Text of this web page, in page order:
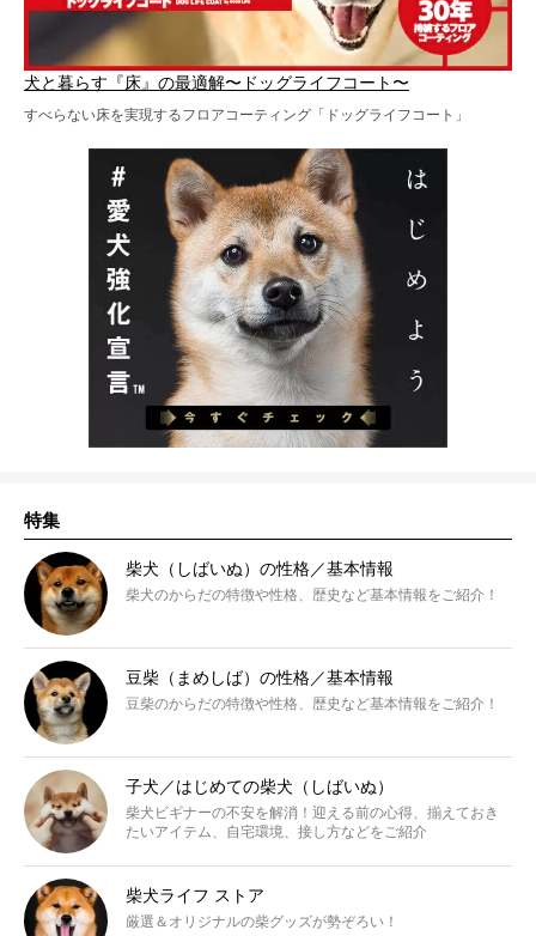
犬と暮らす『床』の最適解〜ドッグライフコート〜
すべらない床を実現するフロアコーティング「ドッグライフコート」
特集
柴犬（しばいぬ）の性格／基本情報
柴犬のからだの特徴や性格、歴史など基本情報をご紹介！
豆柴（まめしば）の性格／基本情報
豆柴のからだの特徴や性格、歴史など基本情報をご紹介！
子犬／はじめての柴犬（しばいぬ）
柴犬ビギナーの不安を解消！迎える前の心得、揃えておき
たいアイテム、自宅環境、接し方などをご紹介
柴犬ライフ ストア
厳選＆オリジナルの柴グッズが勢ぞろい！